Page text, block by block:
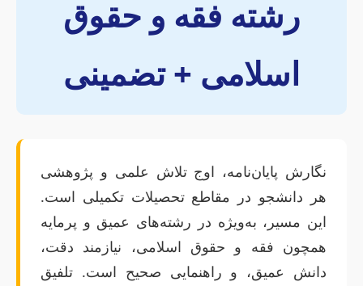
رشته فقه و حقوق
اسلامی + تضمینی
نگارش پایان‌نامه، اوج تلاش علمی و پژوهشی
هر دانشجو در مقاطع تحصیلات تکمیلی است.
این مسیر، به‌ویژه در رشته‌های عمیق و پرمایه
همچون فقه و حقوق اسلامی، نیازمند دقت،
دانش عمیق، و راهنمایی صحیح است. تلفیق